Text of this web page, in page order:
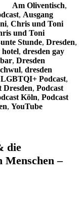
Am Oliventisch,
, Ausgang
, Chris und Toni
und Toni
Stunde, Dresden,
hotel, dresden gay
, Dresden
, dresden
LGBTQI+ Podcast,
Dresden, Podcast
Köln, Podcast
, YouTube
die
–